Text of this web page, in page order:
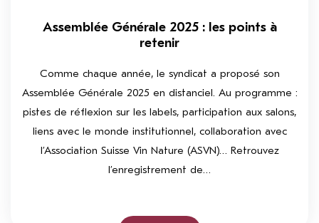
Assemblée Générale 2025 : les points à
retenir
Comme chaque année, le syndicat a proposé son
Assemblée Générale 2025 en distanciel. Au programme :
pistes de réflexion sur les labels, participation aux salons,
liens avec le monde institutionnel, collaboration avec
l’Association Suisse Vin Nature (ASVN)… Retrouvez
l’enregistrement de…